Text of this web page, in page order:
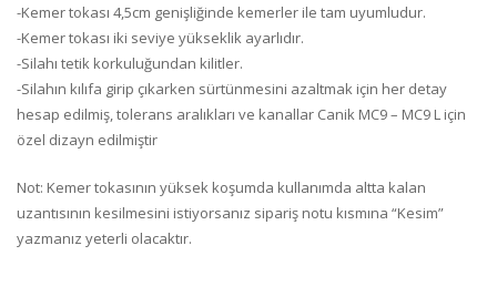
-Kemer tokası 4,5cm genişliğinde kemerler ile tam uyumludur.
-Kemer tokası iki seviye yükseklik ayarlıdır.
-Silahı tetik korkuluğundan kilitler.
-Silahın kılıfa girip çıkarken sürtünmesini azaltmak için her detay
hesap edilmiş, tolerans aralıkları ve kanallar Canik MC9 – MC9 L için
özel dizayn edilmiştir
Not: Kemer tokasının yüksek koşumda kullanımda altta kalan
uzantısının kesilmesini istiyorsanız sipariş notu kısmına “Kesim”
yazmanız yeterli olacaktır.